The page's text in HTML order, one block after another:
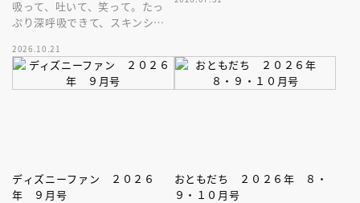
吸って、吐いて、笑って。たっ
ぷり深呼吸できて、スキンシッ
家、キボリノコンノ初のファー
ストブック。
2026.10.21
ディズニーファン ２０２６
年 ９月号
おともだち ２０２６年 ８・
９・１０月号